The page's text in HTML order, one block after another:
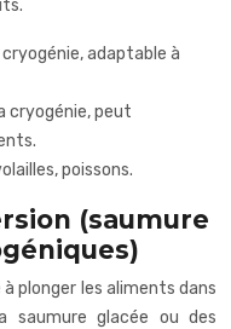
adaptable à
cryogénie, peut
poissons.
(saumure
plonger les aliments dans
saumure glacée ou des